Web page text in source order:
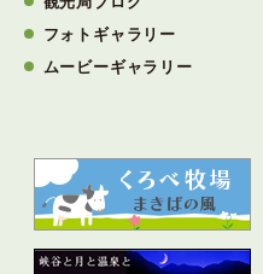
フォトギャラリー
ムービーギャラリー